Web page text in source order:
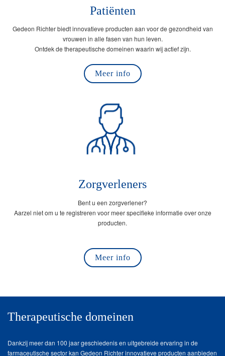
Patiënten
Gedeon Richter biedt innovatieve producten aan voor de gezondheid van
vrouwen in alle fasen van hun leven.
Ontdek de therapeutische domeinen waarin wij actief zijn.
Meer info
Zorgverleners
Bent u een zorgverlener?
Aarzel niet om u te registreren voor meer specifieke informatie over onze
producten.
Meer info
Therapeutische domeinen
Dankzij meer dan 100 jaar geschiedenis en uitgebreide ervaring in de
farmaceutische sector kan Gedeon Richter innovatieve producten aanbieden